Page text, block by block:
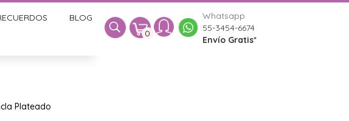
BLOG
0
Whatsapp
55-3454-6674
Envío Gratis*
Plateado